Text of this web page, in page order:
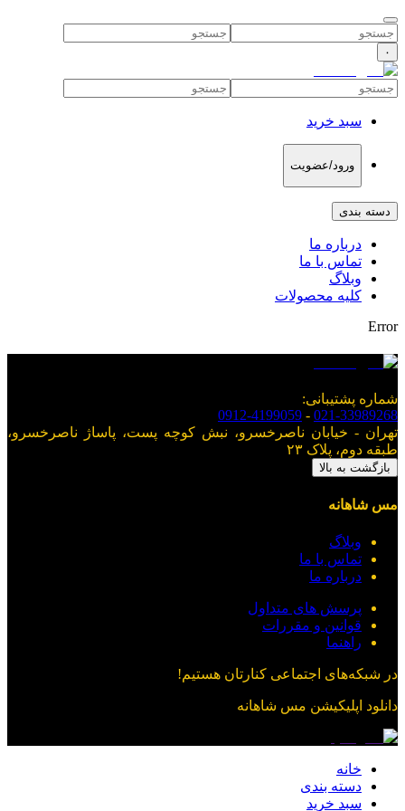
۰
سبد خرید
ورود/عضویت
دسته بندی
درباره ما
تماس با ما
وبلاگ
کلیه محصولات
Error
شماره پشتیبانی:
021-33989268
-
0912-4199059
تهران - خیابان ناصرخسرو، نبش کوچه پست، پاساژ ناصرخسرو،
طبقه دوم، پلاک ۲۳
بازگشت به بالا
مس شاهانه
وبلاگ
تماس با ما
درباره ما
پرسش های متداول
قوانین و مقررات
راهنما
در شبکه‌های اجتماعی کنارتان هستیم!
دانلود اپلیکیشن مس شاهانه
خانه
دسته بندی
سبد خرید